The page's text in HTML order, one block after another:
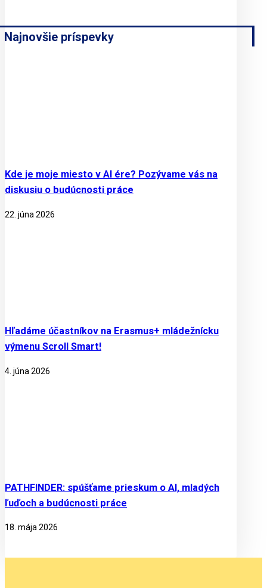
Najnovšie príspevky
Kde je moje miesto v AI ére? Pozývame vás na
diskusiu o budúcnosti práce
22. júna 2026
Hľadáme účastníkov na Erasmus+ mládežnícku
výmenu Scroll Smart!
4. júna 2026
PATHFINDER: spúšťame prieskum o AI, mladých
ľuďoch a budúcnosti práce
18. mája 2026